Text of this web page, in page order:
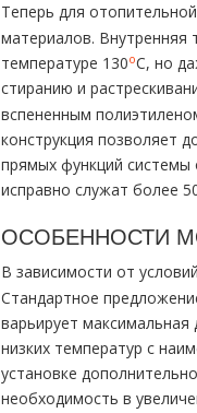
Теперь для
материалов. Внутренняя
температуре 130оС, но
стиранию и
вспененным
конструкция позволяет
прямых функций системы
исправно служат более
ОСОБЕННОСТИ
В зависимости от
Стандартное
варьирует
низких температур с
установке
необходимость в